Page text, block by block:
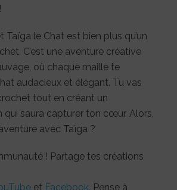
Taïga le Chat est bien plus qu’un
C’est une aventure créative
où chaque maille te
audacieux et élégant. Tu vas
tout en créant un
saura capturer ton cœur. Alors,
avec Taïga ?
! Partage tes créations
et Facebook. Pense à